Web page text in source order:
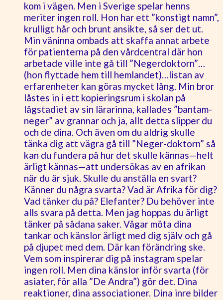
kom i vägen. Men i Sverige spelar henns
meriter ingen roll. Hon har ett ”konstigt namn”,
krulligt hår och brunt ansikte, så ser det ut.
Min väninna ombads att skaffa annat arbete
för patienterna på den vårdcentral där hon
arbetade ville inte gå till ”Negerdoktorn”…
(hon flyttade hem till hemlandet)…listan av
erfarenheter kan göras mycket lång. Min bror
låstes in i ett kopieringsrum i skolan på
lågstadiet av sin lärarinna, kallades ”bantam-
neger” av grannar och ja, allt detta slipper du
och de dina. Och även om du aldrig skulle
tänka dig att vägra gå till ”Neger-doktorn” så
kan du fundera på hur det skulle kännas—helt
ärligt kännas—att undersökas av en afrikan
när du är sjuk. Skulle du anställa en svart?
Känner du några svarta? Vad är Afrika för dig?
Vad tänker du på? Elefanter? Du behöver inte
alls svara på detta. Men jag hoppas du ärligt
tänker på sådana saker. Vågar möta dina
tankar och känslor ärligt med dig själv och gå
på djupet med dem. Där kan förändring ske.
Vem som inspirerar dig på instagram spelar
ingen roll. Men dina känslor inför svarta (för
asiater, för alla ”De Andra”) gör det. Dina
reaktioner, dina associationer. Dina inre bilder